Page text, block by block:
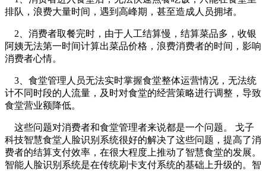
排队，浪费大量时间，遇到高峰期，甚至造成人员拥堵。
2、消费者取餐完时，由于人工结算慢，结算菜品多，收银
阿姨无法第一时间计算出菜品价格，浪费消费者的时间，影响
消费者心情。
3、食堂管理人员无法实时掌握食堂整体运营情况，无法统
计不同时段的人流量，及时对食堂的经营策略进行调整，导致
食堂营业额降低。
这些问题对消费者和食堂管理者来说都是一个问题。 戈子
科技智慧食堂人脸识别系统很好的解决了这些问题，提高了消
费者的结算支付效率，在很大程度上推动了智慧食堂的发展。
智能人脸识别系统是在传统刷卡支付系统的基础上升级的。智